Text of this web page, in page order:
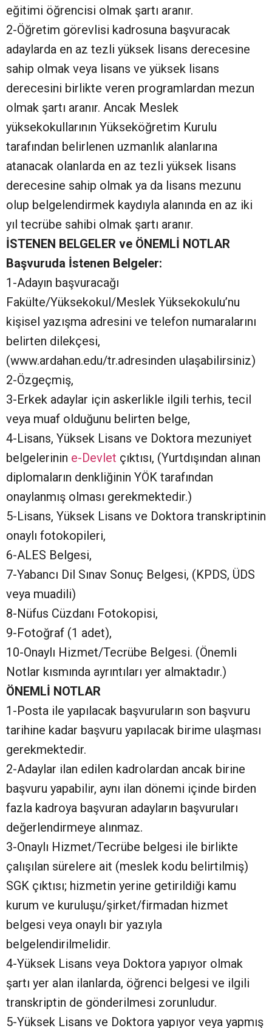
eğitimi öğrencisi olmak şartı aranır.
2-Öğretim görevlisi kadrosuna başvuracak
adaylarda en az tezli yüksek lisans derecesine
sahip olmak veya lisans ve yüksek lisans
derecesini birlikte veren programlardan mezun
olmak şartı aranır. Ancak Meslek
yüksekokullarının Yükseköğretim Kurulu
tarafından belirlenen uzmanlık alanlarına
atanacak olanlarda en az tezli yüksek lisans
derecesine sahip olmak ya da lisans mezunu
olup belgelendirmek kaydıyla alanında en az iki
yıl tecrübe sahibi olmak şartı aranır.
İSTENEN BELGELER ve ÖNEMLİ NOTLAR
Başvuruda İstenen Belgeler:
1-Adayın başvuracağı
Fakülte/Yüksekokul/Meslek Yüksekokulu’nu
kişisel yazışma adresini ve telefon numaralarını
belirten dilekçesi,
(www.ardahan.edu/tr.adresinden ulaşabilirsiniz)
2-Özgeçmiş,
3-Erkek adaylar için askerlikle ilgili terhis, tecil
veya muaf olduğunu belirten belge,
4-Lisans, Yüksek Lisans ve Doktora mezuniyet
belgelerinin e-Devlet çıktısı, (Yurtdışından alınan
diplomaların denkliğinin YÖK tarafından
onaylanmış olması gerekmektedir.)
5-Lisans, Yüksek Lisans ve Doktora transkriptinin
onaylı fotokopileri,
6-ALES Belgesi,
7-Yabancı Dil Sınav Sonuç Belgesi, (KPDS, ÜDS
veya muadili)
8-Nüfus Cüzdanı Fotokopisi,
9-Fotoğraf (1 adet),
10-Onaylı Hizmet/Tecrübe Belgesi. (Önemli
Notlar kısmında ayrıntıları yer almaktadır.)
ÖNEMLİ NOTLAR
1-Posta ile yapılacak başvuruların son başvuru
tarihine kadar başvuru yapılacak birime ulaşması
gerekmektedir.
2-Adaylar ilan edilen kadrolardan ancak birine
başvuru yapabilir, aynı ilan dönemi içinde birden
fazla kadroya başvuran adayların başvuruları
değerlendirmeye alınmaz.
3-Onaylı Hizmet/Tecrübe belgesi ile birlikte
çalışılan sürelere ait (meslek kodu belirtilmiş)
SGK çıktısı; hizmetin yerine getirildiği kamu
kurum ve kuruluşu/şirket/firmadan hizmet
belgesi veya onaylı bir yazıyla
belgelendirilmelidir.
4-Yüksek Lisans veya Doktora yapıyor olmak
şartı yer alan ilanlarda, öğrenci belgesi ve ilgili
transkriptin de gönderilmesi zorunludur.
5-Yüksek Lisans ve Doktora yapıyor veya yapmış